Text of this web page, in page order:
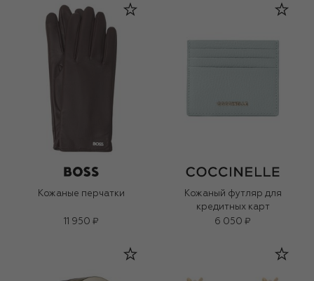
Кожаные перчатки
11 950 ₽
Кожаный футляр для
кредитных карт
6 050 ₽